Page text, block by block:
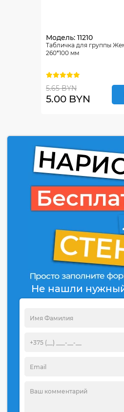
Модель: 11210
Табличка для группы
260*100 мм
5.65 BYN
5.00 BYN
Не нашли